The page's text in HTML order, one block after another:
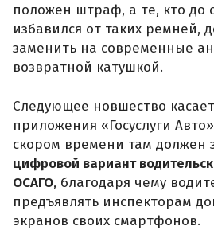
положен штраф, а те, кто до
избавился от таких ремней,
заменить на современные
возвратной катушкой.
Следующее новшество
приложения «Госуслуги
скором времени там должен
цифровой вариант
ОСАГО, благодаря чему
предъявлять инспекторам
экранов своих смартфонов.